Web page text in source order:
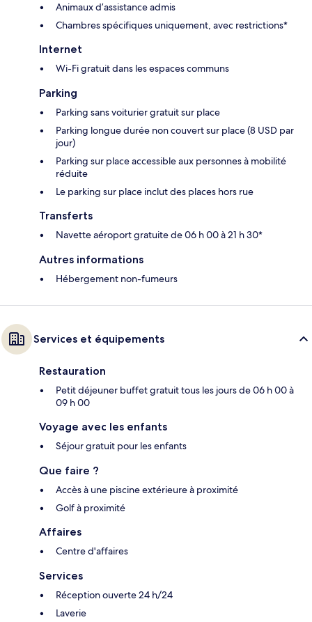
Animaux d’assistance admis
Chambres spécifiques uniquement, avec restrictions*
Internet
Wi-Fi gratuit dans les espaces communs
Parking
Parking sans voiturier gratuit sur place
Parking longue durée non couvert sur place (8 USD par
jour)
Parking sur place accessible aux personnes à mobilité
réduite
Le parking sur place inclut des places hors rue
Transferts
Navette aéroport gratuite de 06 h 00 à 21 h 30*
Autres informations
Hébergement non-fumeurs
Services et équipements
Restauration
Petit déjeuner buffet gratuit tous les jours de 06 h 00 à
09 h 00
Voyage avec les enfants
Séjour gratuit pour les enfants
Que faire ?
Accès à une piscine extérieure à proximité
Golf à proximité
Affaires
Centre d'affaires
Services
Réception ouverte 24 h/24
Laverie